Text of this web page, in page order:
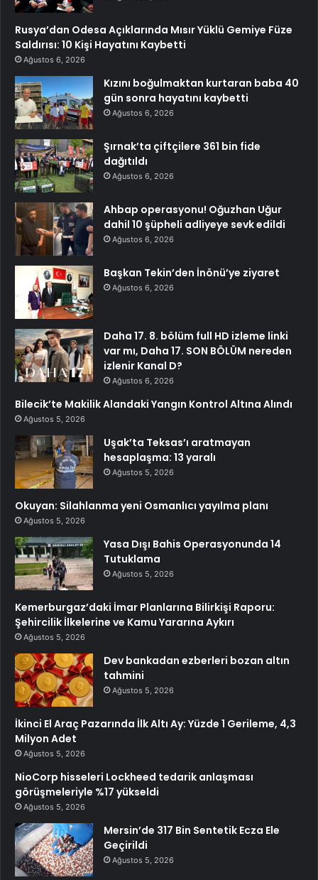
Rusya’dan Odesa Açıklarında Mısır Yüklü Gemiye Füze
Saldırısı: 10 Kişi Hayatını Kaybetti
Ağustos 6, 2026
Kızını boğulmaktan kurtaran baba 40
gün sonra hayatını kaybetti
Ağustos 6, 2026
Şırnak’ta çiftçilere 361 bin fide
dağıtıldı
Ağustos 6, 2026
Ahbap operasyonu! Oğuzhan Uğur
dahil 10 şüpheli adliyeye sevk edildi
Ağustos 6, 2026
Başkan Tekin’den İnönü’ye ziyaret
Ağustos 6, 2026
Daha 17. 8. bölüm full HD izleme linki
var mı, Daha 17. SON BÖLÜM nereden
izlenir Kanal D?
Ağustos 6, 2026
Bilecik’te Makilik Alandaki Yangın Kontrol Altına Alındı
Ağustos 5, 2026
Uşak’ta Teksas’ı aratmayan
hesaplaşma: 13 yaralı
Ağustos 5, 2026
Okuyan: Silahlanma yeni Osmanlıcı yayılma planı
Ağustos 5, 2026
Yasa Dışı Bahis Operasyonunda 14
Tutuklama
Ağustos 5, 2026
Kemerburgaz’daki İmar Planlarına Bilirkişi Raporu:
Şehircilik İlkelerine ve Kamu Yararına Aykırı
Ağustos 5, 2026
Dev bankadan ezberleri bozan altın
tahmini
Ağustos 5, 2026
İkinci El Araç Pazarında İlk Altı Ay: Yüzde 1 Gerileme, 4,3
Milyon Adet
Ağustos 5, 2026
NioCorp hisseleri Lockheed tedarik anlaşması
görüşmeleriyle %17 yükseldi
Ağustos 5, 2026
Mersin’de 317 Bin Sentetik Ecza Ele
Geçirildi
Ağustos 5, 2026